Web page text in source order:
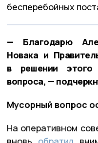
бесперебойных
— Благодарю
Новака и
в решении
вопроса, —
Мусорный вопрос
На оперативном